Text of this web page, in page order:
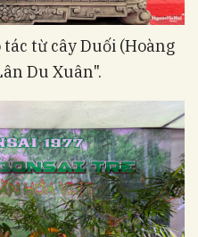
từ cây Duối (Hoàng
Du Xuân".